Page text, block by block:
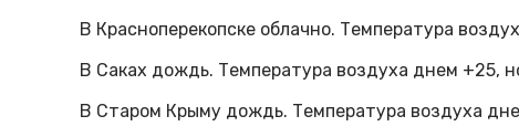
В Красноперекопске облачно. Температура
В Саках дождь. Температура воздуха днем +25,
В Старом Крыму дождь. Температура воздуха